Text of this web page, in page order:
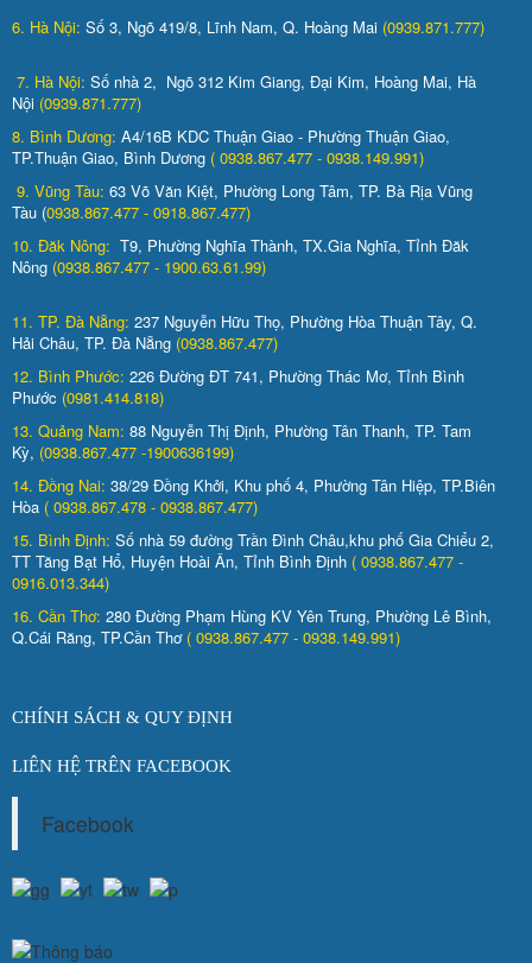
6. Hà Nội: Số 3, Ngõ 419/8, Lĩnh Nam, Q. Hoàng Mai (0939.871.777)
7. Hà Nội: Số nhà 2, Ngõ 312 Kim Giang, Đại Kim, Hoàng Mai, Hà
Nội (0939.871.777)
8. Bình Dương: A4/16B KDC Thuận Giao - Phường Thuận Giao,
TP.Thuận Giao, Bình Dương ( 0938.867.477 - 0938.149.991)
9. Vũng Tàu: 63 Võ Văn Kiệt, Phường Long Tâm, TP. Bà Rịa Vũng
Tàu (0938.867.477 - 0918.867.477)
10. Đăk Nông: T9, Phường Nghĩa Thành, TX.Gia Nghĩa, Tỉnh Đăk
Nông (0938.867.477 - 1900.63.61.99)
11. TP. Đà Nẵng: 237 Nguyễn Hữu Thọ, Phường Hòa Thuận Tây, Q.
Hải Châu, TP. Đà Nẵng (0938.867.477)
12. Bình Phước: 226 Đường ĐT 741, Phường Thác Mơ, Tỉnh Bình
Phước (0981.414.818)
13. Quảng Nam: 88 Nguyễn Thị Định, Phường Tân Thanh, TP. Tam
Kỳ, (0938.867.477 -1900636199)
14. Đồng Nai: 38/29 Đồng Khởi, Khu phố 4, Phường Tân Hiệp, TP.Biên
Hòa ( 0938.867.478 - 0938.867.477)
15. Bình Định: Số nhà 59 đường Trần Đình Châu,khu phố Gia Chiểu 2,
TT Tăng Bạt Hổ, Huyện Hoài Ân, Tỉnh Bình Định ( 0938.867.477 -
0916.013.344)
16. Cần Thơ: 280 Đường Phạm Hùng KV Yên Trung, Phường Lê Bình,
Q.Cái Răng, TP.Cần Thơ ( 0938.867.477 - 0938.149.991)
CHÍNH SÁCH & QUY ĐỊNH
LIÊN HỆ TRÊN FACEBOOK
Facebook